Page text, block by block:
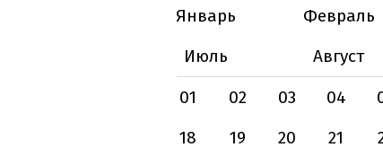
Январь
Февраль
Июль
Август
01
02 03 04
18
19 20 21